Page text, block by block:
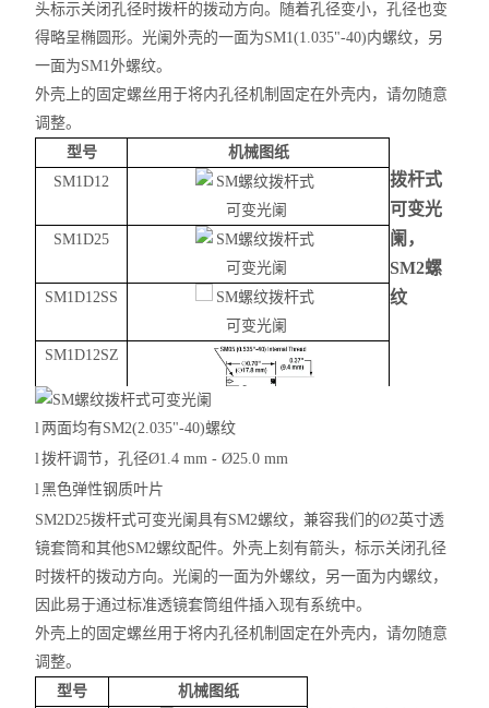
头标示关闭孔径时拨杆的拨动方向。随着孔径变小，孔径也变
得略呈椭圆形。光阑外壳的一面为SM1(1.035"-40)内螺纹，另
一面为SM1外螺纹。
外壳上的固定螺丝用于将内孔径机制固定在外壳内，请勿随意
调整。
型号
机械图纸
SM1D12
SM1D25
SM1D12SS
SM1D12SZ
拨杆式
可变光
阑，
SM2螺
纹
l 两面均有SM2(2.035"-40)螺纹
l拨杆调节，孔径Ø1.4 mm - Ø25.0 mm
l黑色弹性钢质叶片
SM2D25拨杆式可变光阑具有SM2螺纹，兼容我们的Ø2英寸透
镜套筒和其他SM2螺纹配件。外壳上刻有箭头，标示关闭孔径
时拨杆的拨动方向。光阑的一面为外螺纹，另一面为内螺纹，
因此易于通过标准透镜套筒组件插入现有系统中。
外壳上的固定螺丝用于将内孔径机制固定在外壳内，请勿随意
调整。
型号
机械图纸